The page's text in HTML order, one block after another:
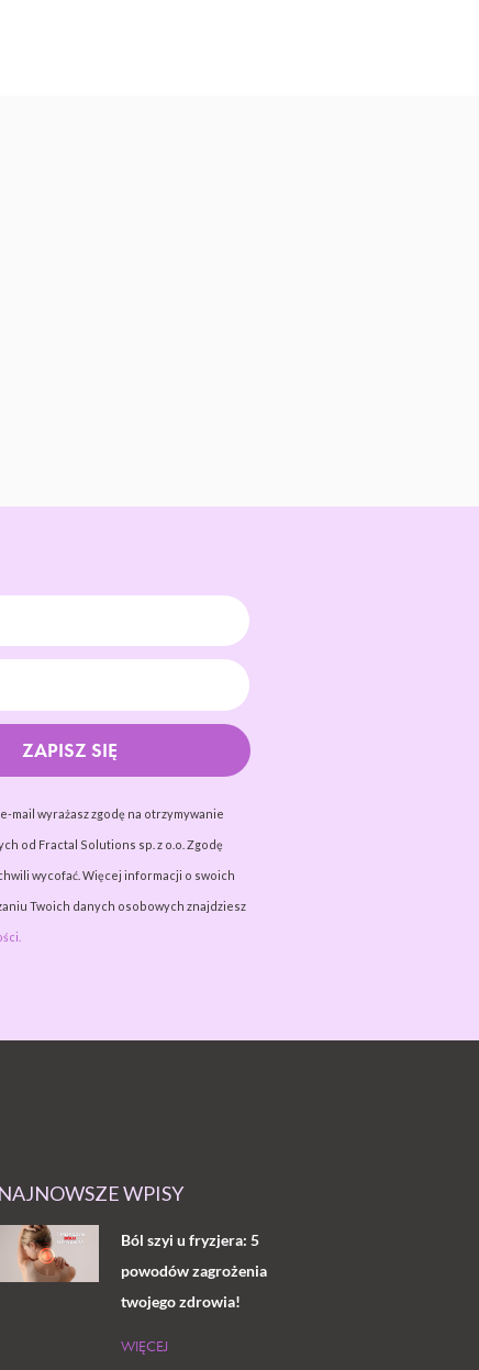
ZAPISZ SIĘ
mail wyrażasz zgodę na otrzymywanie
od Fractal Solutions sp. z o.o. Zgodę
wycofać. Więcej informacji o swoich
Twoich danych osobowych znajdziesz
NAJNOWSZE WPISY
Ból szyi u fryzjera: 5
powodów zagrożenia
twojego zdrowia!
WIĘCEJ